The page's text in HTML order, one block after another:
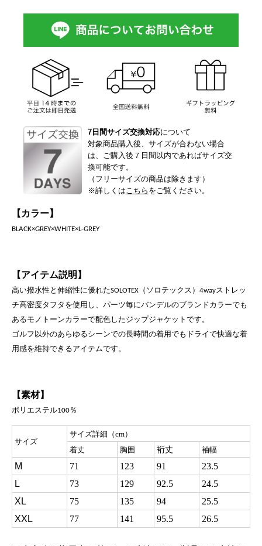
7日間サイズ交換対応について
対象商品購入後、サイズが合わない場合
は、ご購入後７日間以内であればサイズ交
換可能です。
（フリーサイズの商品は除きます）
※詳しくは こちら をご覧ください。
【カラー】
BLACK×GREY×WHITE×L-GREY
【アイテム説明】
高い撥水性と伸縮性に優れたSOLOTEX （ソロテックス） 4wayストレッ
チ高密度タフタを使用し、パーツ毎にバンデルのブランドカラーでも
あるモノトーンカラーで配色したジップジャケットです。
ゴルフ以外のあらゆるシーンでの長時間の着用でもドライで快適な着
用感を維持できるアイテムです。
【素材】
ポリエステル100％
サイズ
サイズ詳細（cm）
着丈
胸囲 裄丈 袖幅
M 71 123 91
23.5
L
73 129 92.5
24.5
XL
75 135 94
25.5
XXL
77 141 95.5 26.5